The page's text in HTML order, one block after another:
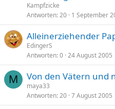
Kampfzicke
Antworten 20 1 September
Alleinerziehender
EdingerS
Antworten 0 24 August 2005
M Von den Vätern und
maya33
Antworten 20 7 August 2005